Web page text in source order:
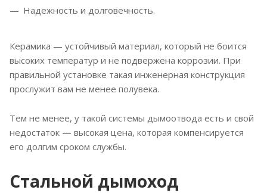
Надежность и долговечность.
Керамика — устойчивый материал, который не боится
высоких температур и не подвержена коррозии. При
правильной установке такая инженерная конструкция
прослужит вам не менее полувека.
Тем не менее, у такой системы дымоотвода есть и свой
недостаток — высокая цена, которая компенсируется
его долгим сроком службы.
Стальной дымоход